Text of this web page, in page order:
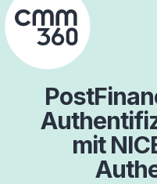
Skip
to
content
mit